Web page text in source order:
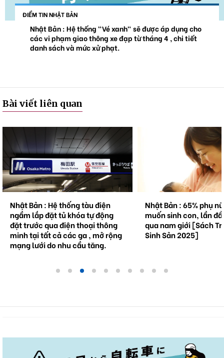
ĐIỂM TIN NHẬT BẢN
Nhật Bản : Hệ thống "Vé xanh" sẽ được áp dụng cho
các vi phạm giao thông xe đạp từ tháng 4 , chi tiết
danh sách và mức xử phạt.
Bài viết liên quan
Nhật Bản : Hệ thống tàu điện
ngầm lắp đặt tủ khóa tự động
đặt trước qua điện thoại thông
minh tại tất cả các ga , mở rộng
mạng lưới do nhu cầu tăng.
Nhật Bản : 65% phụ
muốn sinh con, lần
qua nam giới [Sách
Sinh Sản 2025]